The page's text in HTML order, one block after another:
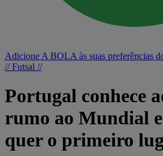
Adicione A BOLA às suas preferências
// Futsal //
Portugal conhece
rumo ao Mundial
quer o primeiro